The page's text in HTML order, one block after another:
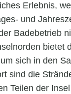
Erlebnis,
und
Badebetrieb
bietet
sich in den
sind die
Teilen der